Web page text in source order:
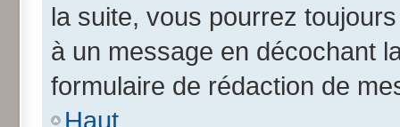
la suite, vous pourrez
à un message en décochant
formulaire de rédaction de
Haut